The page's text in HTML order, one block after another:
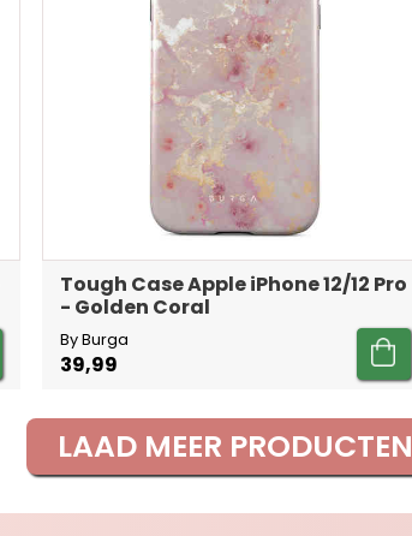
Tough Case Apple iPhone 12/12 Pro
- Golden Coral
By Burga
39,99
LAAD MEER PRODUCTEN